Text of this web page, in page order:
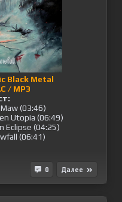
Black Metal
/ MP3
(03:46)
Utopia (06:49)
Eclipse (04:25)
(06:41)
0 Далее